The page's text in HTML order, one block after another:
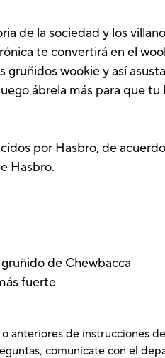
de la sociedad y los
te convertirá en el
wookie y así
ábrela más para que
por Hasbro, de
Hasbro.
de Chewbacca
fuerte
anteriores de instrucciones
comunícate con el